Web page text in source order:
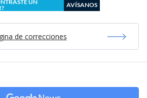
UN
AVÍSANOS
de correcciones